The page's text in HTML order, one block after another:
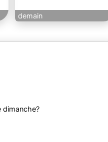
demain
dimanche?